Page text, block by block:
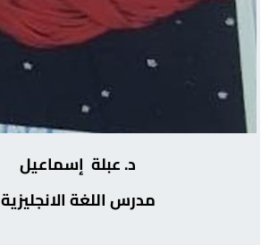
د. عبلة إسماعيل
مدرس اللغة الانجليزية